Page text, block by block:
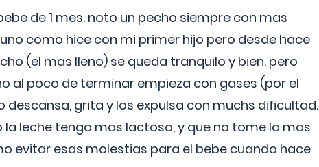
de 1 mes. noto un pecho siempre con mas
como hice con mi primer hijo pero desde hace
(el mas lleno) se queda tranquilo y bien. pero
al poco de terminar empieza con gases (por el
descansa, grita y los expulsa con muchs dificultad.
la leche tenga mas lactosa, y que no tome la mas
evitar esas molestias para el bebe cuando hace